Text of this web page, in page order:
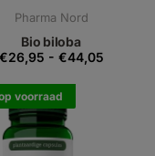
Pharma Nord
Bio biloba
€26,95 - €44,05
voorraad